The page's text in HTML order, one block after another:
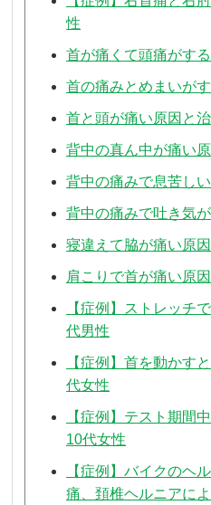
性
首が痛くて頭痛がす
首の痛みとめまいが
首と頭が痛い原因と
背中の真ん中が痛い
背中の痛みで息苦し
背中の痛みで吐き気
寝違えて脇が痛い原
肩こりで首が痛い原
【症例】ストレッ
代男性
【症例】首を動か
代女性
【症例】テスト期間
10代女性
【症例】バイクのヘ
痛、頚椎ヘルニアに